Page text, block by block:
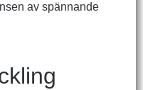
av spännande